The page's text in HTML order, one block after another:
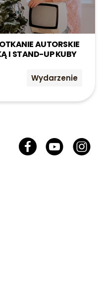
AUTORSKIE
I STAND-UP KUBY
Wydarzenie